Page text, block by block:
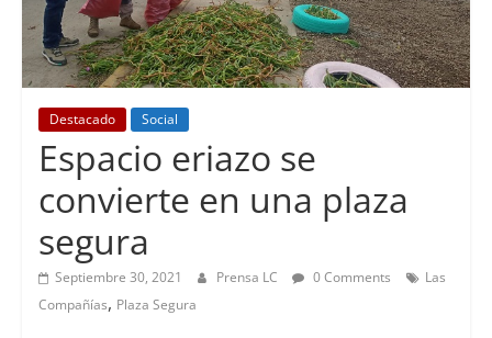
Destacado Social
Espacio eriazo se
convierte en una plaza
segura
Septiembre 30, 2021 Prensa LC 0 Comments
Las
Compañías, Plaza Segura